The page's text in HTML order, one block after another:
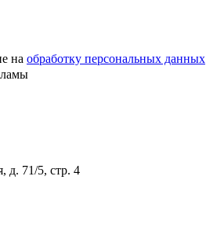
на обработку персональных данных
д. 71/5, стр. 4